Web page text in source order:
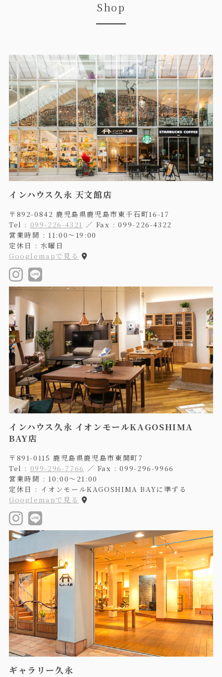
Shop
インハウス久永 天文館店
〒892-0842 鹿児島県鹿児島市東千石町16-17
Tel : 099-226-4321 ／ Fax : 099-226-4322
営業時間 : 11:00〜19:00
定休日 : 水曜日
Googlemapで見る
インハウス久永 イオンモールKAGOSHIMA
BAY店
〒891-0115 鹿児島県鹿児島市東開町7
Tel : 099-296-7766 ／ Fax : 099-296-9966
営業時間 : 10:00〜21:00
定休日 : イオンモールKAGOSHIMA BAYに準ずる
Googlemapで見る
ギャラリー久永